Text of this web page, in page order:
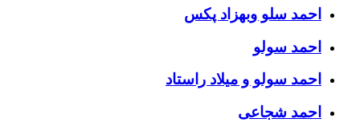
احمد سلو وبهزاد پکس
احمد سولو
احمد سولو و میلاد راستاد
احمد شجاعی